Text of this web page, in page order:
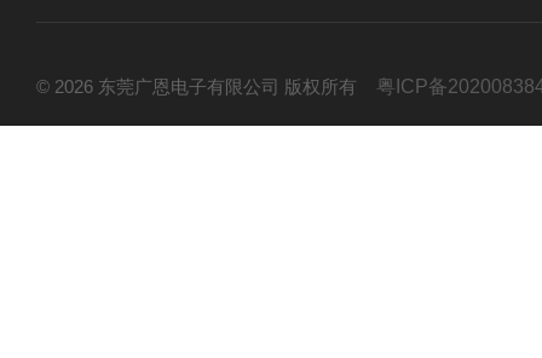
© 2026 东莞广恩电子有限公司 版权所有 粤ICP备